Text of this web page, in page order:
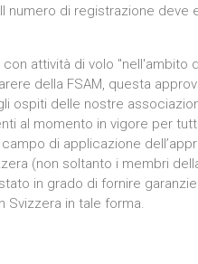
numero di registrazione deve
attività di volo "nell'ambito
della FSAM, questa
ospiti delle nostre
al momento in vigore per
di applicazione
(non soltanto i membri
in grado di fornire
Svizzera in tale forma.